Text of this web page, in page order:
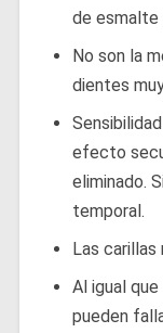
de esmalte
No son la
dientes
efecto
eliminado.
temporal.
Las
Al igual
pueden